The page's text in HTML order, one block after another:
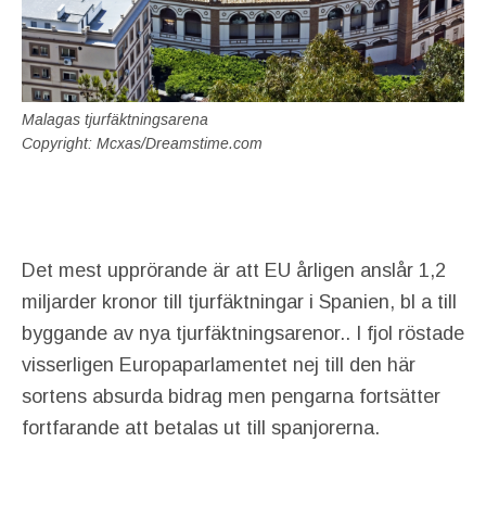
Malagas tjurfäktningsarena
Copyright: Mcxas/Dreamstime.com
Det mest upprörande är att EU årligen anslår 1,2
miljarder kronor till tjurfäktningar i Spanien, bl a till
byggande av nya tjurfäktningsarenor.. I fjol röstade
visserligen Europaparlamentet nej till den här
sortens absurda bidrag men pengarna fortsätter
fortfarande att betalas ut till spanjorerna.